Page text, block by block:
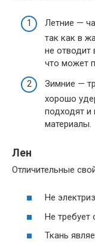
Летние —
так как в
не отводит
что может
Зимние —
хорошо
подходят и
материалы.
Лен
Отличительные
Не
Не требует
Ткань